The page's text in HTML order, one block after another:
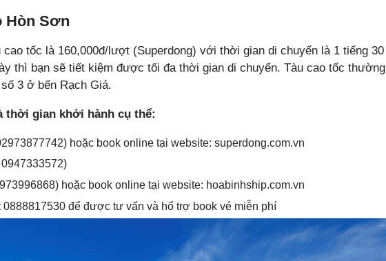
Hòn Sơn
cao tốc là 160,000đ/lượt (Superdong) với thời gian di chuyển là 1 tiếng 30
thì bạn sẽ tiết kiệm được tối đa thời gian di chuyển. Tàu cao tốc thường
3 ở bến Rạch Giá.
thời gian khởi hành cụ thể:
hoặc book online tại website: superdong.com.vn
hoặc book online tại website: hoabinhship.com.vn
0888817530 để được tư vấn và hổ trợ book vé miễn phí